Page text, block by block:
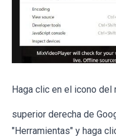
Haga clic en el icono del
superior derecha de
"Herramientas" y haga